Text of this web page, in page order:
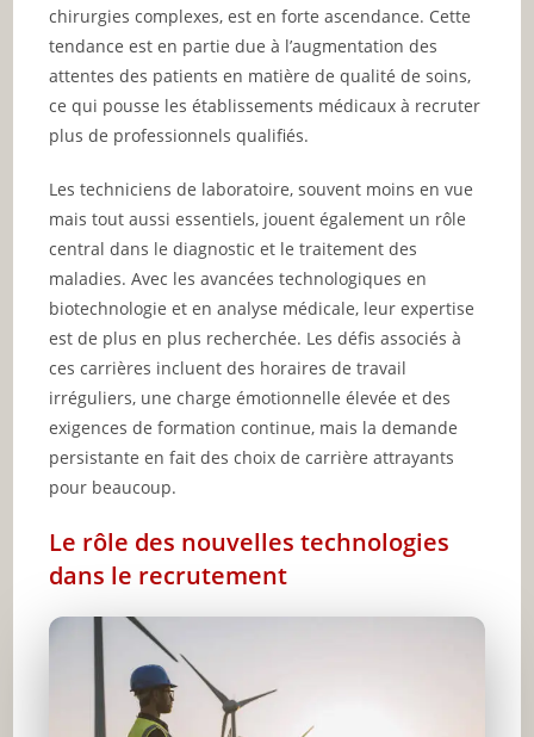
chirurgies complexes, est en forte ascendance. Cette
tendance est en partie due à l’augmentation des
attentes des patients en matière de qualité de soins,
ce qui pousse les établissements médicaux à recruter
plus de professionnels qualifiés.
Les techniciens de laboratoire, souvent moins en vue
mais tout aussi essentiels, jouent également un rôle
central dans le diagnostic et le traitement des
maladies. Avec les avancées technologiques en
biotechnologie et en analyse médicale, leur expertise
est de plus en plus recherchée. Les défis associés à
ces carrières incluent des horaires de travail
irréguliers, une charge émotionnelle élevée et des
exigences de formation continue, mais la demande
persistante en fait des choix de carrière attrayants
pour beaucoup.
Le rôle des nouvelles technologies
dans le recrutement